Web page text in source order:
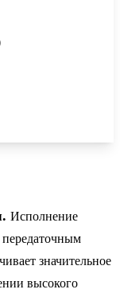
Исполнение
передаточным
значительное
высокого